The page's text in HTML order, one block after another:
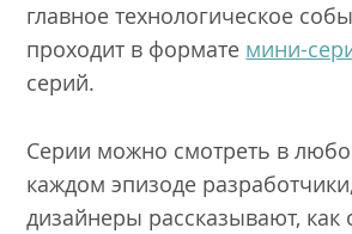
главное технологическое
проходит в формате мини-
серий.
Серии можно смотреть в
каждом эпизоде
дизайнеры рассказывают, как